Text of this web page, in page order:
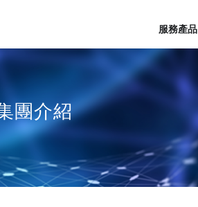
服務產品
團介紹